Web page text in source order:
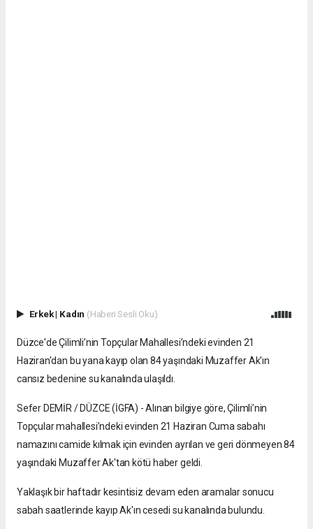
Erkek| Kadın (Haberi Sesli Oku)
Düzce'de Çilimli’nin Topçular Mahallesi’ndeki evinden 21
Haziran'dan bu yana kayıp olan 84 yaşındaki Muzaffer Ak'ın
cansız bedenine su kanalında ulaşıldı.
Sefer DEMİR / DÜZCE (İGFA) - Alınan bilgiye göre, Çilimli’nin
Topçular mahallesi’ndeki evinden 21 Haziran Cuma sabahı
namazını camide kılmak için evinden ayrılan ve geri dönmeyen 84
yaşındaki Muzaffer Ak'tan kötü haber geldi.
Yaklaşık bir haftadır kesintisiz devam eden aramalar sonucu
sabah saatlerinde kayıp Ak'ın cesedi su kanalında bulundu.